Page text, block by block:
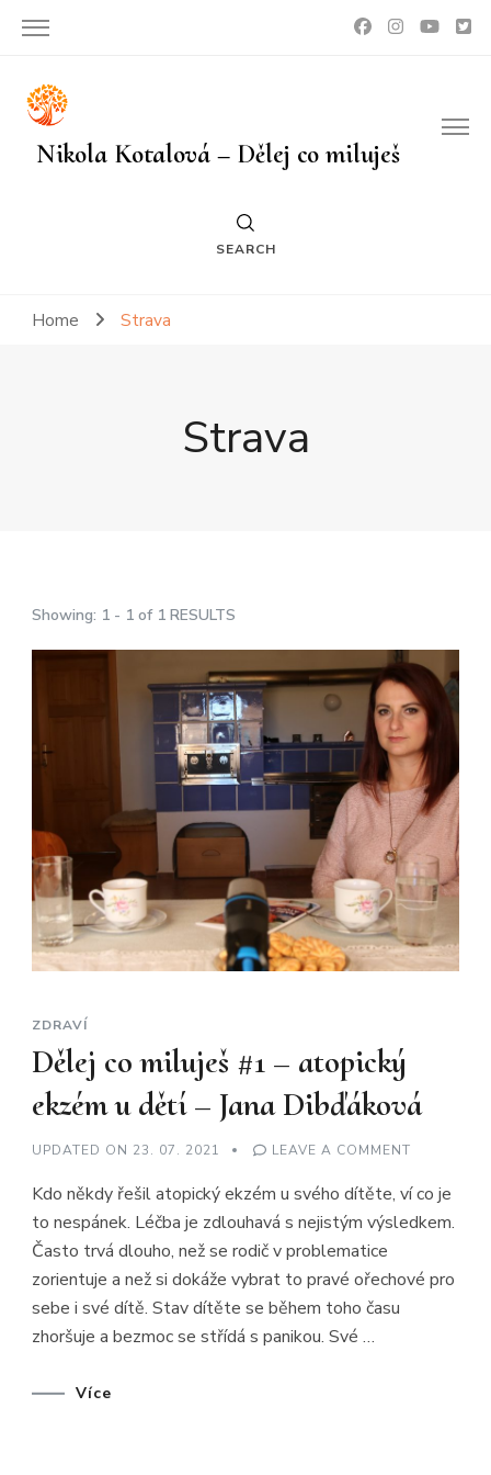
Nikola Kotalová – Dělej co miluješ
SEARCH
Home Strava
Strava
Showing: 1 - 1 of 1 RESULTS
ZDRAVÍ
Dělej co miluješ #1 – atopický
ekzém u dětí – Jana Dibďáková
UPDATED ON 23. 07. 2021 LEAVE A COMMENT
MILUJEŠ
–
U
DĚTÍ
Kdo někdy řešil atopický ekzém u svého dítěte, ví co je
to nespánek. Léčba je zdlouhavá s nejistým výsledkem.
Často trvá dlouho, než se rodič v problematice
zorientuje a než si dokáže vybrat to pravé ořechové pro
sebe i své dítě. Stav dítěte se během toho času
zhoršuje a bezmoc se střídá s panikou. Své …
Více